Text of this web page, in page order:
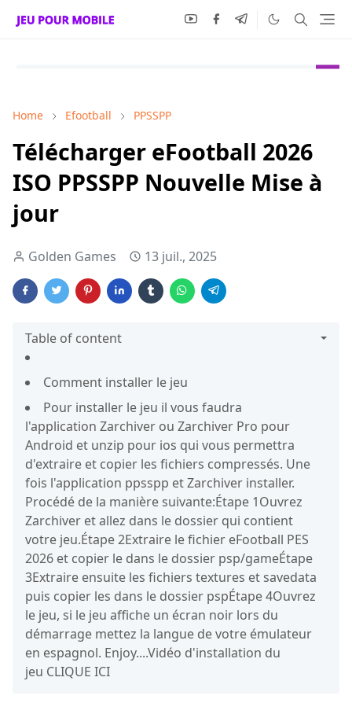
Home Efootball PPSSPP
Télécharger eFootball 2026
ISO PPSSPP Nouvelle Mise à
jour
Golden Games 13 juil., 2025
Table of content
Comment installer le jeu
Pour installer le jeu il vous faudra
l'application Zarchiver ou Zarchiver Pro pour
Android et unzip pour ios qui vous permettra
d'extraire et copier les fichiers compressés. Une
fois l'application ppsspp et Zarchiver installer.
Procédé de la manière suivante:Étape 1Ouvrez
Zarchiver et allez dans le dossier qui contient
votre jeu.Étape 2Extraire le fichier eFootball PES
2026 et copier le dans le dossier psp/gameÉtape
3Extraire ensuite les fichiers textures et savedata
puis copier les dans le dossier pspÉtape 4Ouvrez
le jeu, si le jeu affiche un écran noir lors du
démarrage mettez la langue de votre émulateur
en espagnol. Enjoy....Vidéo d'installation du
jeu CLIQUE ICI